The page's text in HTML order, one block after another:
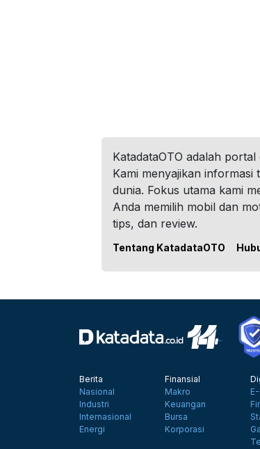
KatadataOTO adalah
Kami menyajikan
dunia. Fokus utama kami
Anda memilih mobil dan
tips, dan review.
Tentang KatadataOTO
Berita
Nasional
Industri
Internasional
Energi
Finansial
Makro
Keuangan
Bursa
Korporasi